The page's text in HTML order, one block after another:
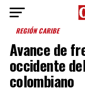
REGIÓN CARIBE
Avance de
occidente
colombiano